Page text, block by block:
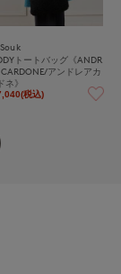
トートバッグ《ANDR
CARDONE/アンドレアカ
ネ》
税込)